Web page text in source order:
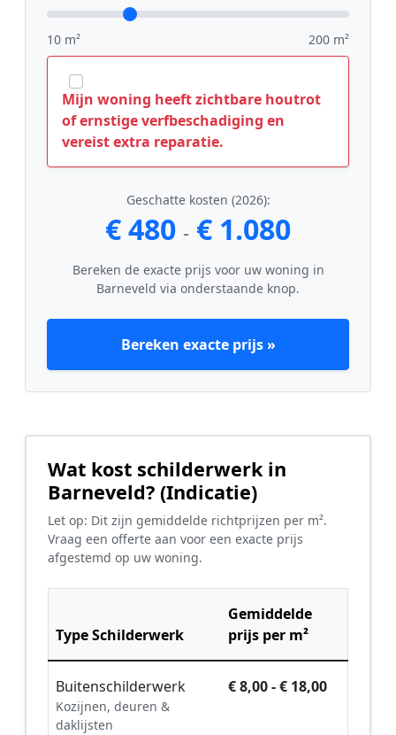
10 m² 200 m²
Mijn woning heeft zichtbare houtrot
of ernstige verfbeschadiging en
vereist extra reparatie.
Geschatte kosten (2026):
€ 480 - € 1.080
Bereken de exacte prijs voor uw woning in
Barneveld via onderstaande knop.
Bereken exacte prijs »
Wat kost schilderwerk in
Barneveld? (Indicatie)
Let op: Dit zijn gemiddelde richtprijzen per m².
Vraag een offerte aan voor een exacte prijs
afgestemd op uw woning.
Type Schilderwerk
Gemiddelde
prijs per m²
Buitenschilderwerk
Kozijnen, deuren &
daklijsten
€ 8,00 - € 18,00